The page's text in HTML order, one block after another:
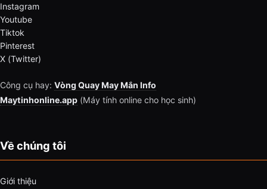
Instagram
Youtube
Tiktok
Pinterest
X (Twitter)
Công cụ hay: Vòng Quay May Mắn Info
Maytinhonline.app (Máy tính online cho học sinh)
Về chúng tôi
Giới thiệu